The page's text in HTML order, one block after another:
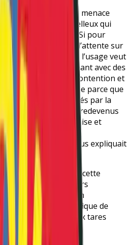
devenue une menace
l’expérience ou celleux qui
fin à leurs jours. Si pour
et des jours d’attente sur
dans un couloir », l’usage veut
en nous attachant avec des
ce recours à la contention et
n’est pas en hausse parce que
parfois, être dépassés par la
et l’isolement sont redevenus
psychiatrique française et
serait un progrès
si longtemps on nous expliquait
aujourd’hui que cette
utilisée sur les milliers
de santé en
Non, c’est une logique de
mentales·aux aux tares
et le reste des gens